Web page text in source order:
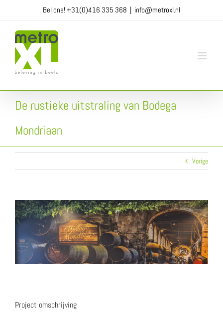
Bel ons!+31(0)416 335 368 | info@metroxl.nl
De rustieke uitstraling van Bodega
Mondriaan
Vorige
View
Larger
Image
Project omschrijving